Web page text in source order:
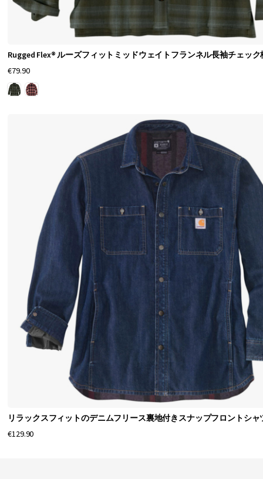
Rugged Flex® ルーズフィットミッドウェイトフランネル長袖チェッ
€79.90
リラックスフィットのデニムフリース裏地付きスナップフロントシャ
€129.90